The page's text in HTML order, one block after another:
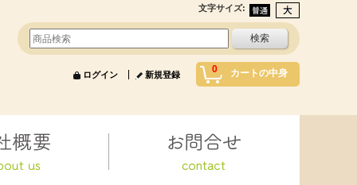
文字サイズ:
0 カートの中身
ログイン 新規登録